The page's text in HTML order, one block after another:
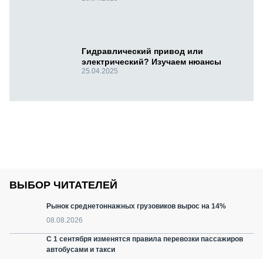
Гидравлический привод или
электрический? Изучаем нюансы
25.04.2025
ВЫБОР ЧИТАТЕЛЕЙ
Рынок среднетоннажных грузовиков вырос на 14%
08.08.2026
С 1 сентября изменятся правила перевозки пассажиров
автобусами и такси